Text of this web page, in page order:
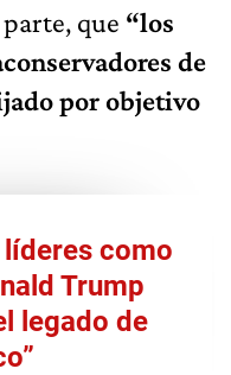
que “los
de
por objetivo
como
Trump
legado de